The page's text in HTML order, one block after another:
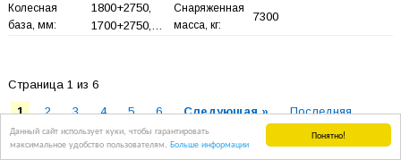
Понятно!
Данный сайт использует куки, чтобы гарантировать
максимальное удобство пользователям. Больше информации
Колесная
база, мм:
1800+2750,
1700+2750,…
Снаряженная
масса, кг:
7300
Страница 1 из 6
1
2 3 4 5 6 Следующая » Последняя
Все седельные тягачи Shacman